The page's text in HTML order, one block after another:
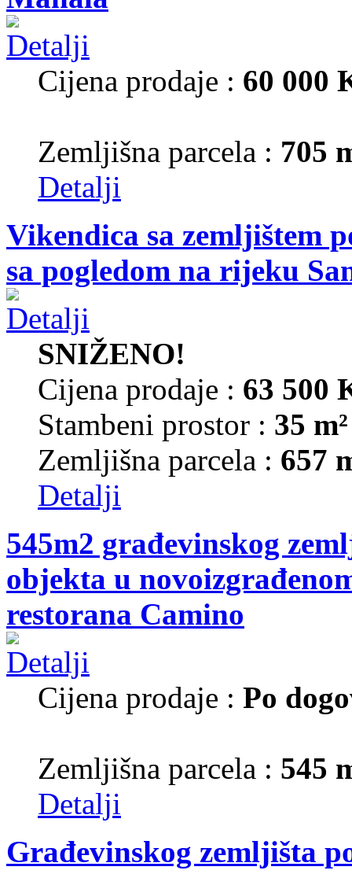
Cijena prodaje : 60 000
Zemljišna parcela : 705
Detalji
Vikendica sa zemljištem
sa pogledom na rijeku
SNIŽENO!
Cijena prodaje : 63 500
Stambeni prostor : 35 m²
Zemljišna parcela : 657
Detalji
545m2 građevinskog
objekta u
restorana Camino
Cijena prodaje : Po
Zemljišna parcela : 545
Detalji
Građevinskog zemljišta